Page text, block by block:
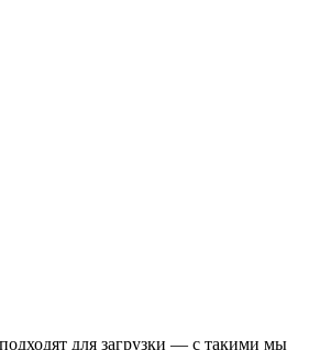
для загрузки — с такими мы